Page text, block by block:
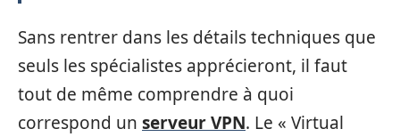
Sans rentrer dans les détails techniques que
seuls les spécialistes apprécieront, il faut
tout de même comprendre à quoi
correspond un serveur VPN. Le « Virtual